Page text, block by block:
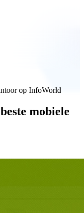
op InfoWorld
mobiele